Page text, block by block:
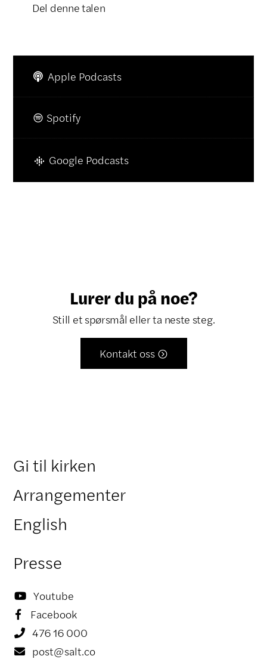
Del denne talen
 Apple Podcasts
 Spotify
Google Podcasts
Lurer du på noe?
Still et spørsmål eller ta neste steg.
Kontakt oss 
Gi til kirken
Arrangementer
English
Presse
 Youtube
 Facebook
 476 16 000
 post@salt.co